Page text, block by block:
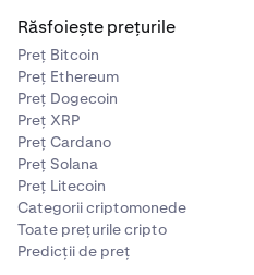
Răsfoiește prețurile
Preț Bitcoin
Preț Ethereum
Preț Dogecoin
Preț XRP
Preț Cardano
Preț Solana
Preț Litecoin
Categorii criptomonede
Toate prețurile cripto
Predicții de preț